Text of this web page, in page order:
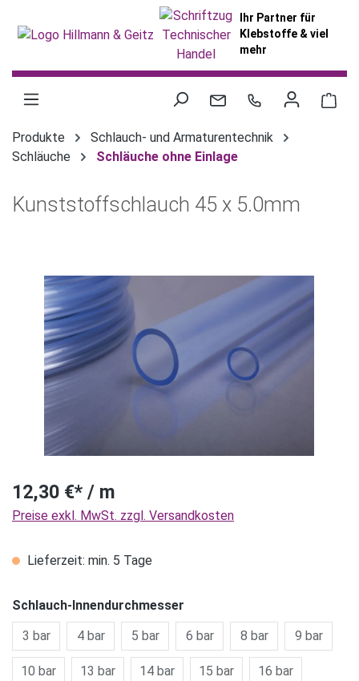
Ihr Partner für
Klebstoffe & viel
mehr
Produkte
Schlauch- und Armaturentechnik
Schläuche
Schläuche ohne Einlage
Kunststoffschlauch 45 x 5.0mm
Bildergalerie überspringen
12,30 €* / m
Preise exkl. MwSt. zzgl. Versandkosten
Lieferzeit: min. 5 Tage
Schlauch-Innendurchmesser
3 bar
4 bar 5 bar 6 bar 8 bar 9 bar
10 bar 13 bar 14 bar 15 bar 16 bar